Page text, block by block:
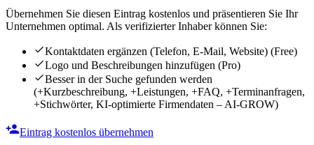
Übernehmen Sie diesen Eintrag kostenlos und präsentieren Sie Ihr
Unternehmen optimal. Als verifizierter Inhaber können Sie:
Kontaktdaten ergänzen (Telefon, E-Mail, Website) (Free)
Logo und Beschreibungen hinzufügen (Pro)
Besser in der Suche gefunden werden
(+Kurzbeschreibung, +Leistungen, +FAQ, +Terminanfragen,
+Stichwörter, KI-optimierte Firmendaten – AI-GROW)
Eintrag kostenlos übernehmen